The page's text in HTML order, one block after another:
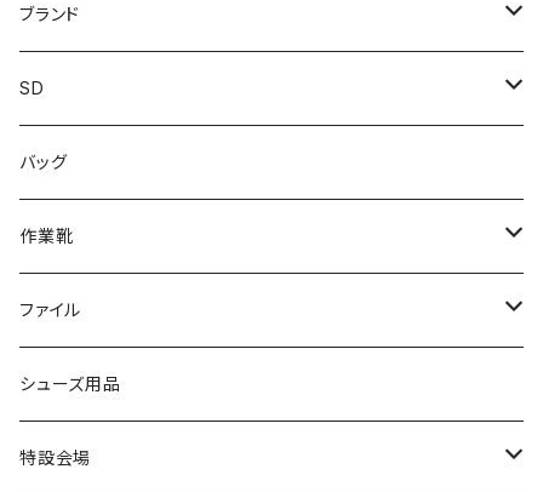
レインシューズ
カジュアル
サンダル/クロッグ
ブーツ
作業靴
フォーマル/ビジネス/通学靴
学生靴
オフィスサンダル
メンズ\レインシューズ
スニーカー
上履き/スリッパ
カジュアル
スニーカー
サンダル/クロッグ
レインシューズ
作業靴
フォーマル/ビジネス/通学靴
スニーカー
レインシューズ
カジュアル
サンダル/クロッグ
フォーマル
アウトドア/トレッキング
上履き/スリッパ
ブランド
ブランド1
アディダス adidas
アシックス asics
ブランド3
ヨネックス YONEX
日進ゴム
アディダス
ブランド2
スミクラ
コンバース CONVERSE
アシックス
スケッチャーズ
SD
エムディ企画
バッグ
作業靴
足袋
ナースシューズ
疲れにくいクッション性能
ファイル
20190123nsnk
20190211nattack
シューズ用品
特設会場